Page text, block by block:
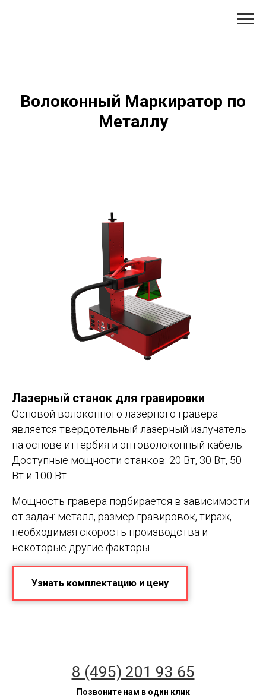
Волоконный Маркиратор по
Металлу
Лазерный станок для гравировки
Основой волоконного лазерного гравера
является твердотельный лазерный излучатель
на основе иттербия и оптоволоконный кабель.
Доступные мощности станков: 20 Вт, 30 Вт, 50
Вт и 100 Вт.
Мощность гравера подбирается в зависимости
от задач: металл, размер гравировок, тираж,
необходимая скорость производства и
некоторые другие факторы.
Узнать комплектацию и цену
8 (495) 201 93 65
Позвоните нам в один клик